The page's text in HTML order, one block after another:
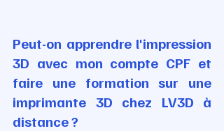
Peut-on apprendre l'impression
3D avec mon compte CPF et
faire une formation sur une
imprimante 3D chez LV3D à
distance ?